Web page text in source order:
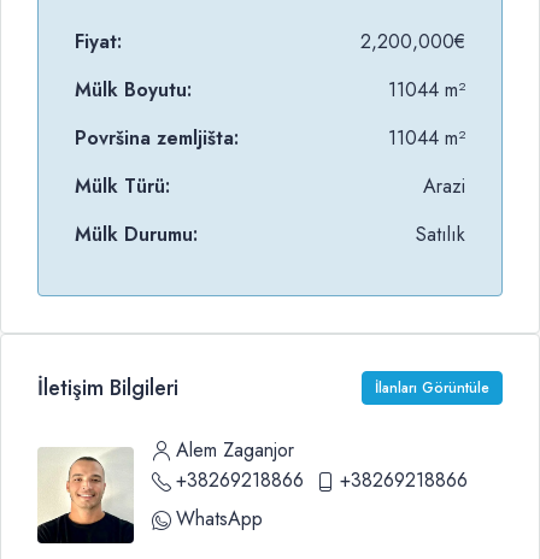
Fiyat:
2,200,000€
Mülk Boyutu:
11044 m²
Površina zemljišta:
11044 m²
Mülk Türü:
Arazi
Mülk Durumu:
Satılık
İletişim Bilgileri İlanları Görüntüle
Alem Zaganjor
+38269218866
+38269218866
WhatsApp